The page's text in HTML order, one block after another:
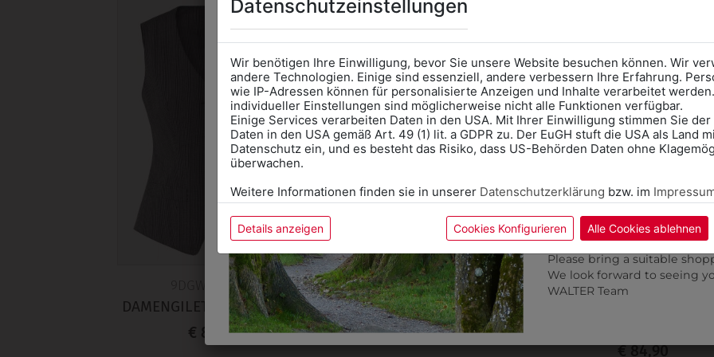
9DGW0749580
DAMENGILET STRESEMANN
€ 89,90
317152740014
DAMENGILET GLENCHECK
€ 85,90
9DGW17GR01
€ 84,90
Datenschutzeinstellungen
Wir benötigen Ihre Einwilligung, bevor Sie unsere Website besuchen können. Wir
andere Technologien. Einige sind essenziell, andere verbessern Ihre Erfahrung.
wie IP-Adressen können für personalisierte Anzeigen und Inhalte verarbeitet
individueller Einstellungen sind möglicherweise nicht alle Funktionen verfügbar.
Einige Services verarbeiten Daten in den USA. Mit Ihrer Einwilligung stimmen Sie
Daten in den USA gemäß Art. 49 (1) lit. a GDPR zu. Der EuGH stuft die USA als Land
Datenschutz ein, und es besteht das Risiko, dass US-Behörden Daten ohne
überwachen.
Weitere Informationen finden sie in unserer Datenschutzerklärung bzw. im
Details anzeigen Cookies Konfigurieren Alle Cookies ablehnen
AnprobeVorort im
das Kalendersymbol.
Ohne Termin kann es zu
Bitte nehmen Sie eine
für Ihren Einkauf mit.
Wir freuen uns - Das
correct school.
calendar icon.
Without an appointment,
Please bring a suitable
We look forward to seeing
WALTER Team